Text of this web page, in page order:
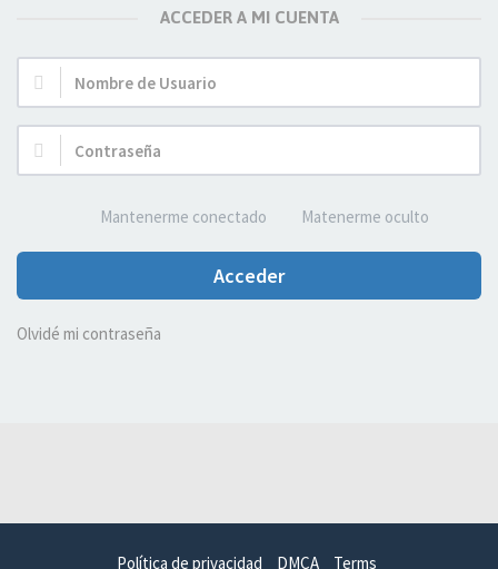
ACCEDER A MI CUENTA
Nombre
de
Usuario:
Contraseña:
Mantenerme conectado Matenerme oculto
Acceder
Olvidé mi contraseña
Política de privacidad DMCA Terms